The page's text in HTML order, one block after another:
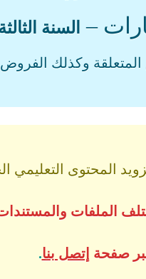
– السنة
وكذلك الفروض
المحتوى التعليمي
الملفات
صفحة إتصل بنا.